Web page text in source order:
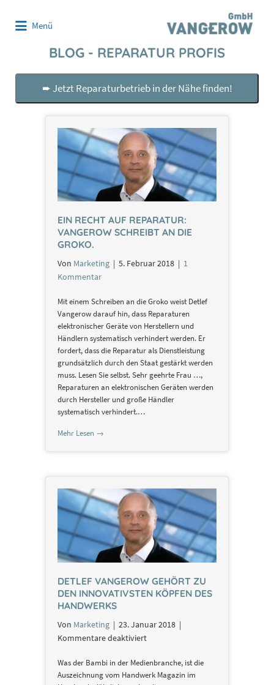
Menü
BLOG - REPARATUR PROFIS
➨ Jetzt Reparaturbetrieb in der Nähe finden!
EIN RECHT AUF REPARATUR:
VANGEROW SCHREIBT AN DIE
GROKO.
Von Marketing | 5. Februar 2018 | 1
Kommentar
Mit einem Schreiben an die Groko weist Detlef
Vangerow darauf hin, dass Reparaturen
elektronischer Geräte von Herstellern und
Händlern systematisch verhindert werden. Er
fordert, dass die Reparatur als Dienstleistung
grundsätzlich durch den Staat gestärkt werden
muss. Lesen Sie selbst. Sehr geehrte Frau …,
Reparaturen an elektronischen Geräten werden
durch Hersteller und große Händler
systematisch verhindert.…
Mehr Lesen →
DETLEF VANGEROW GEHÖRT ZU
DEN INNOVATIVSTEN KÖPFEN DES
HANDWERKS
Von Marketing | 23. Januar 2018 |
Kommentare deaktiviertfür
Vangerow
gehört
Was der Bambi in der Medienbranche, ist die
Auszeichnung vom Handwerk Magazin im